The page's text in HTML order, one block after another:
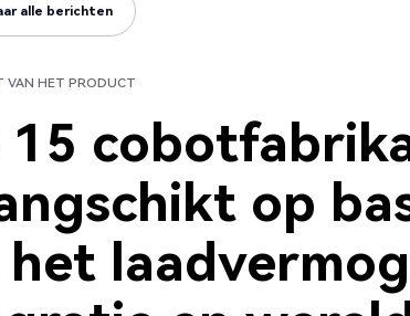
alle berichten
alle berichten
VAN HET PRODUCT
15
op